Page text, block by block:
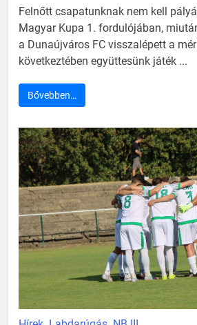
Felnőtt csapatunknak nem kell
Magyar Kupa 1. fordulójában,
a Dunaújváros FC visszalépett a
következtében együttesünk játék ...
Bővebben…